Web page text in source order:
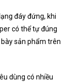
đáy đứng, khi
có thể tự đúng
sản phẩm trên
dùng có nhiều